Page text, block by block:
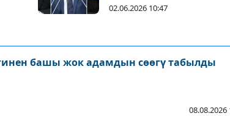
02.06.2026 10:47
башы жок адамдын сөөгү табылды
08.08.2026